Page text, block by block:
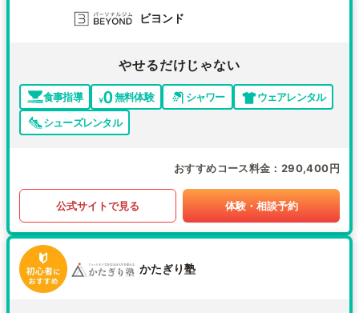
ビヨンド
やせるだけじゃない
食事指導 無料体験 シャワー
ウェアレンタル
シューズレンタル
おすすめコース料金 290,400円
公式サイトで見る 体験・相談予約
かたぎり塾